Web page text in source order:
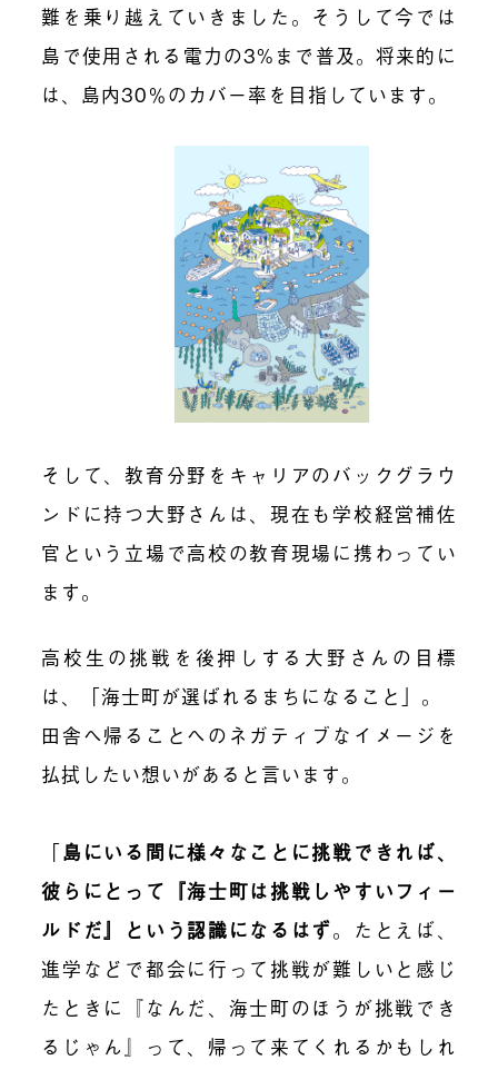
難を乗り越えていきました。そうして今では
島で使用される電力の3%まで普及。将来的に
は、島内30％のカバー率を目指しています。
そして、教育分野をキャリアのバックグラウ
ンドに持つ大野さんは、現在も学校経営補佐
官という立場で高校の教育現場に携わってい
ます。
高校生の挑戦を後押しする大野さんの目標
は、「海士町が選ばれるまちになること」。
田舎へ帰ることへのネガティブなイメージを
払拭したい想いがあると言います。
「島にいる間に様々なことに挑戦できれば、
彼らにとって『海士町は挑戦しやすいフィー
ルドだ』という認識になるはず。たとえば、
進学などで都会に行って挑戦が難しいと感じ
たときに『なんだ、海士町のほうが挑戦でき
るじゃん』って、帰って来てくれるかもしれ